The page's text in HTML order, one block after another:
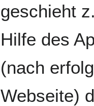
geschieht
Hilfe des
(nach
Webseite)